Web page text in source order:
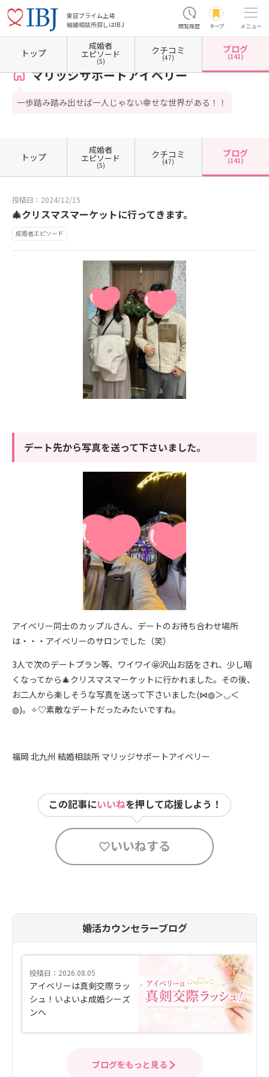
東証プライム上場
結婚相談所探しはIBJ
閲覧履歴 キープ メニュー
ホーム 福岡県の結婚相談所 福岡県北九州市 福岡県北九州市小倉北区 マリッジサポ
マリッジサポートアイベリー
一歩踏み踏み出せば一人じゃない幸せな世界がある！！
トップ
成婚者
エピソード
(5)
クチコミ
(47)
ブログ
(141)
トップ
成婚者
エピソード
(5)
クチコミ
(47)
ブログ
(141)
投稿日：2024/12/15
🎄クリスマスマーケットに行ってきます。
成婚者エピソード
デート先から写真を送って下さいました。
アイベリー同士のカップルさん、デートのお待ち合わせ場所
は・・・アイベリーのサロンでした（笑）
3人で次のデートプラン等、ワイワイ🤩沢山お話をされ、少し暗
くなってから🎄クリスマスマーケットに行かれました。その後、
お二人から楽しそうな写真を送って下さいました(⋈◍＞◡＜
◍)。✧♡素敵なデートだったみたいですね。
福岡 北九州 結婚相談所 マリッジサポートアイベリー
この記事にいいねを押して応援しよう！
いいねする
婚活カウンセラーブログ
投稿日：2026.08.05
アイベリーは真剣交際ラッ
シュ！いよいよ成婚シーズ
ンへ
ブログをもっと見る